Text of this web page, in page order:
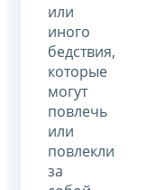
или
иного
бедствия,
которые
могут
повлечь
или
повлекли
за